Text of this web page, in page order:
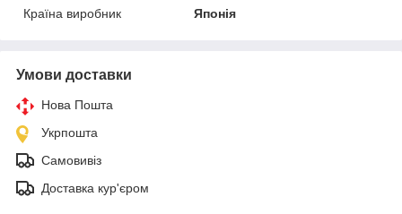
Країна виробник
Японія
Умови доставки
Нова Пошта
Укрпошта
Самовивіз
Доставка кур'єром